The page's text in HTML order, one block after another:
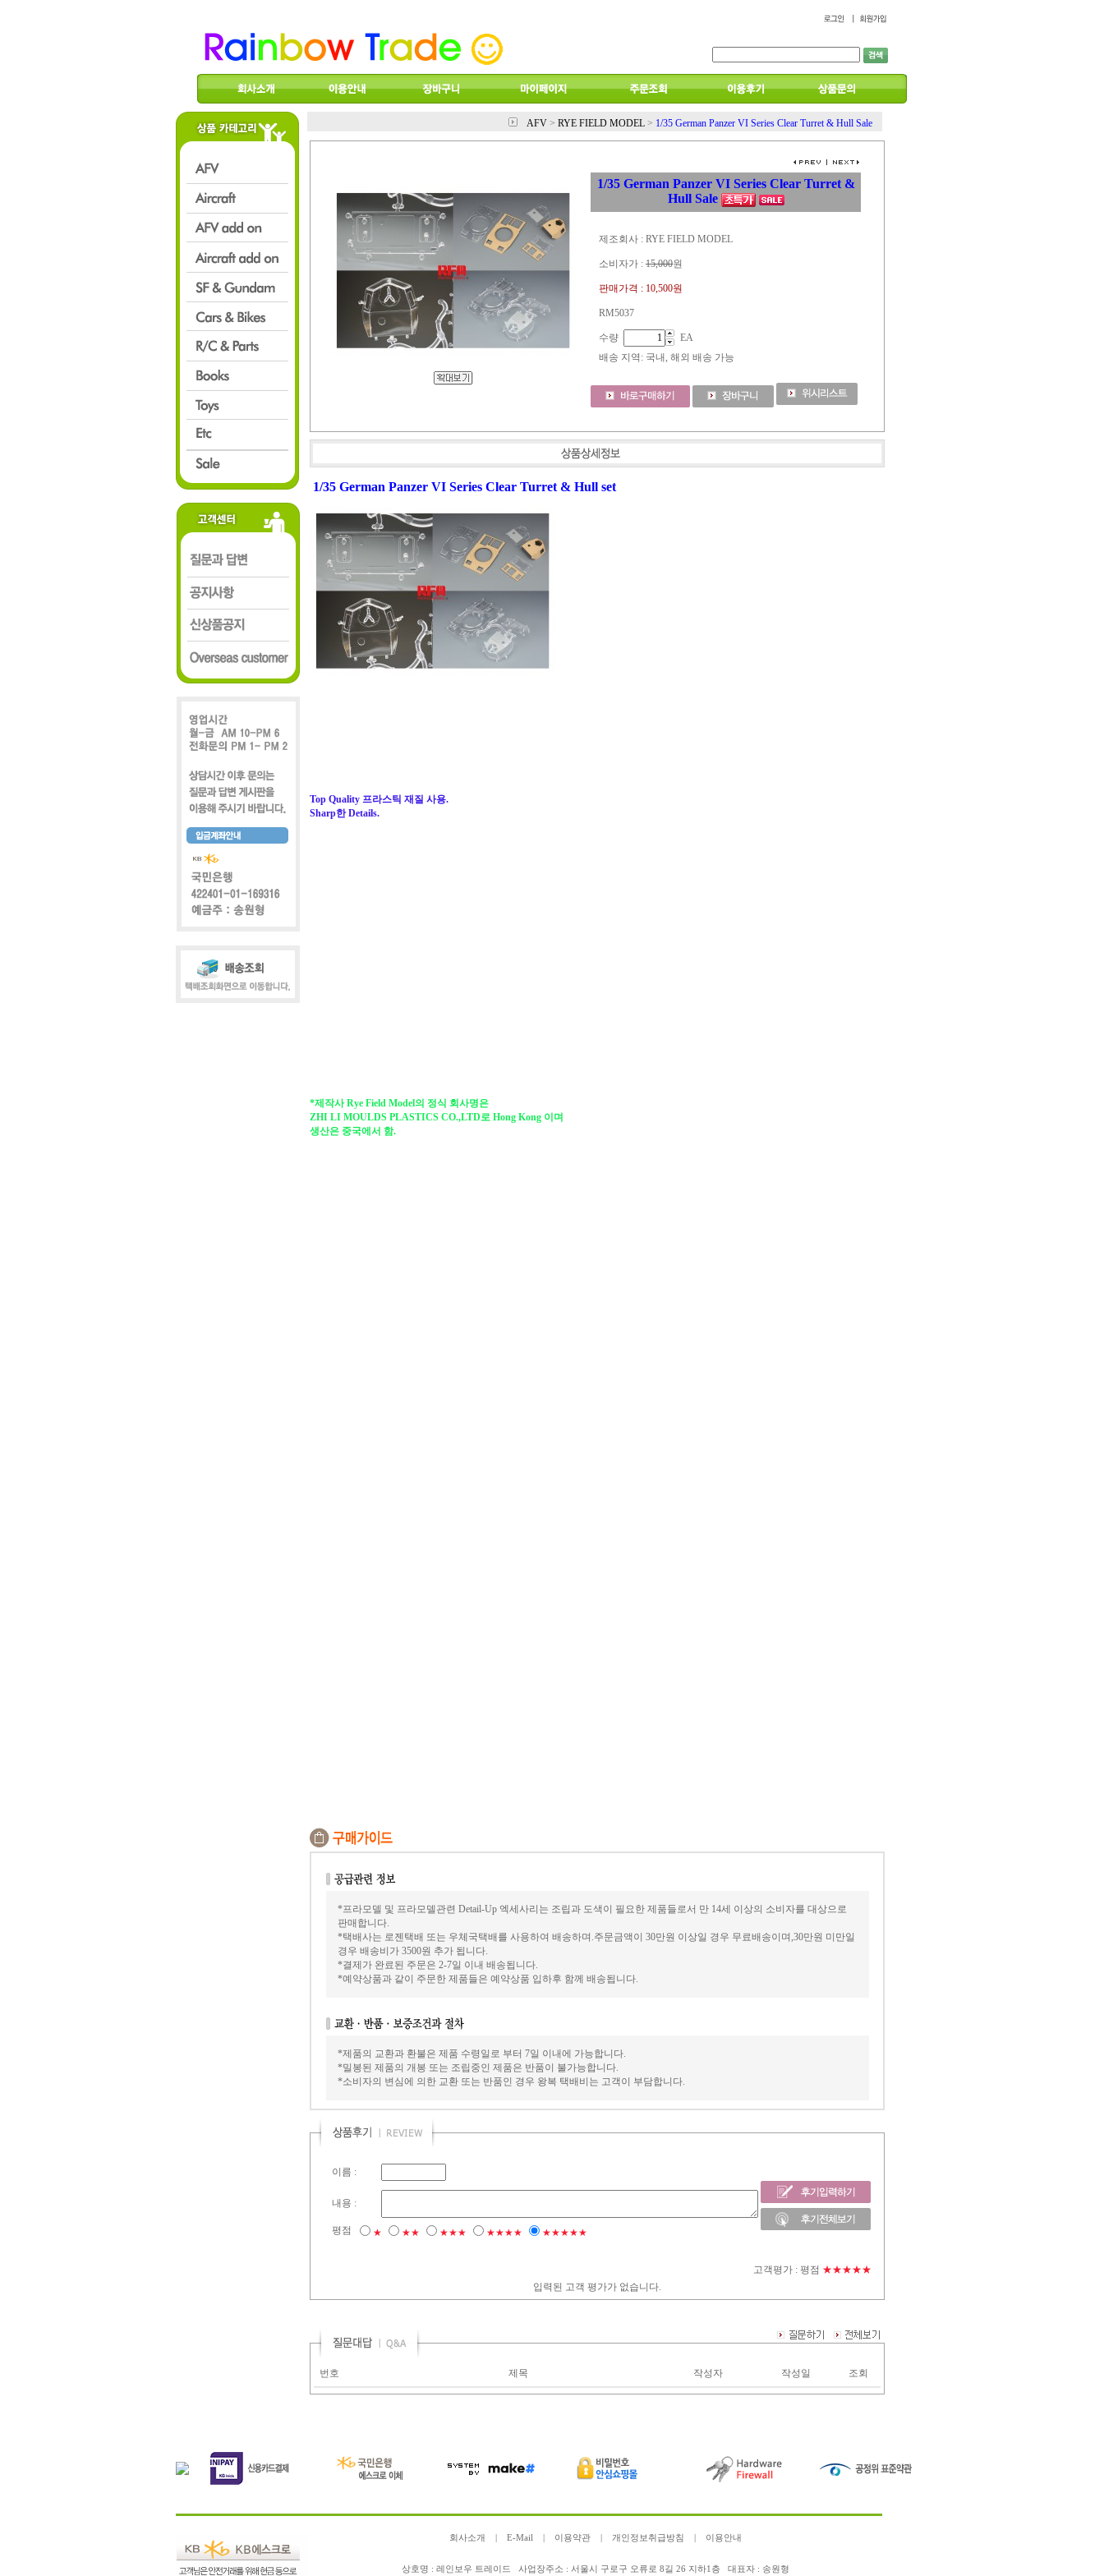
AFV > RYE FIELD MODEL > 1/35 German Panzer VI Series Clear Turret & Hull Sale
1/35 German Panzer VI Series Clear Turret &
Hull Sale
제조회사 : RYE FIELD MODEL
소비자가 : 15,000원
판매가격 : 10,500원
RM5037
수량
EA
배송 지역 : 국내, 해외 배송 가능
1/35 German Panzer VI Series Clear Turret & Hull set
Top Quality 프라스틱 재질 사용.
Sharp한 Details.
*제작사 Rye Field Model의 정식 회사명은
ZHI LI MOULDS PLASTICS CO.,LTD로 Hong Kong 이며
생산은 중국에서 함.
*프라모델 및 프라모델관련 Detail-Up 엑세사리는 조립과 도색이 필요한 제품들로서 만 14세 이상의 소비자를 대상으로
판매합니다.
*택배사는 로젠택배 또는 우체국택배를 사용하여 배송하며.주문금액이 30만원 이상일 경우 무료배송이며,30만원 미만일
경우 배송비가 3500원 추가 됩니다.
*결제가 완료된 주문은 2-7일 이내 배송됩니다.
*예약상품과 같이 주문한 제품들은 예약상품 입하후 함께 배송됩니다.
*제품의 교환과 환불은 제품 수령일로 부터 7일 이내에 가능합니다.
*밀봉된 제품의 개봉 또는 조립중인 제품은 반품이 불가능합니다.
*소비자의 변심에 의한 교환 또는 반품인 경우 왕복 택배비는 고객이 부담합니다.
이름 :
내용 :
평점 ★ ★★ ★★★ ★★★★ ★★★★★
고객평가 : 평점 ★★★★★
입력된 고객 평가가 없습니다.
번호 제목 작성자 작성일 조회
회사소개 E-Mail 이용약관 개인정보취급방침 이용안내
상호명 : 레인보우 트레이드 사업장주소 : 서울시 구로구 오류로 8길 26 지하1층 대표자 : 송원형